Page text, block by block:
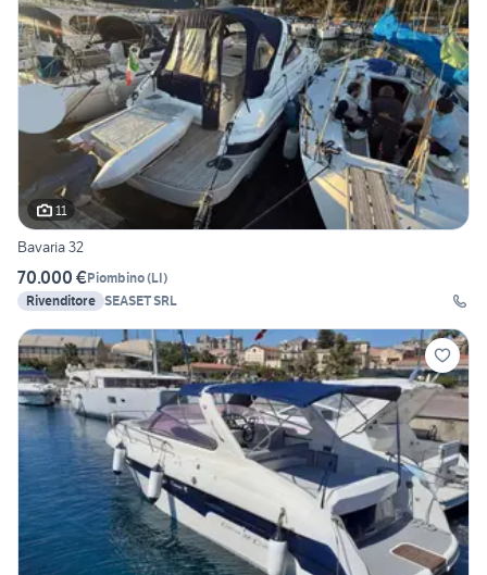
11
Bavaria 32
70.000 €Piombino(LI)
Rivenditore SEASET SRL